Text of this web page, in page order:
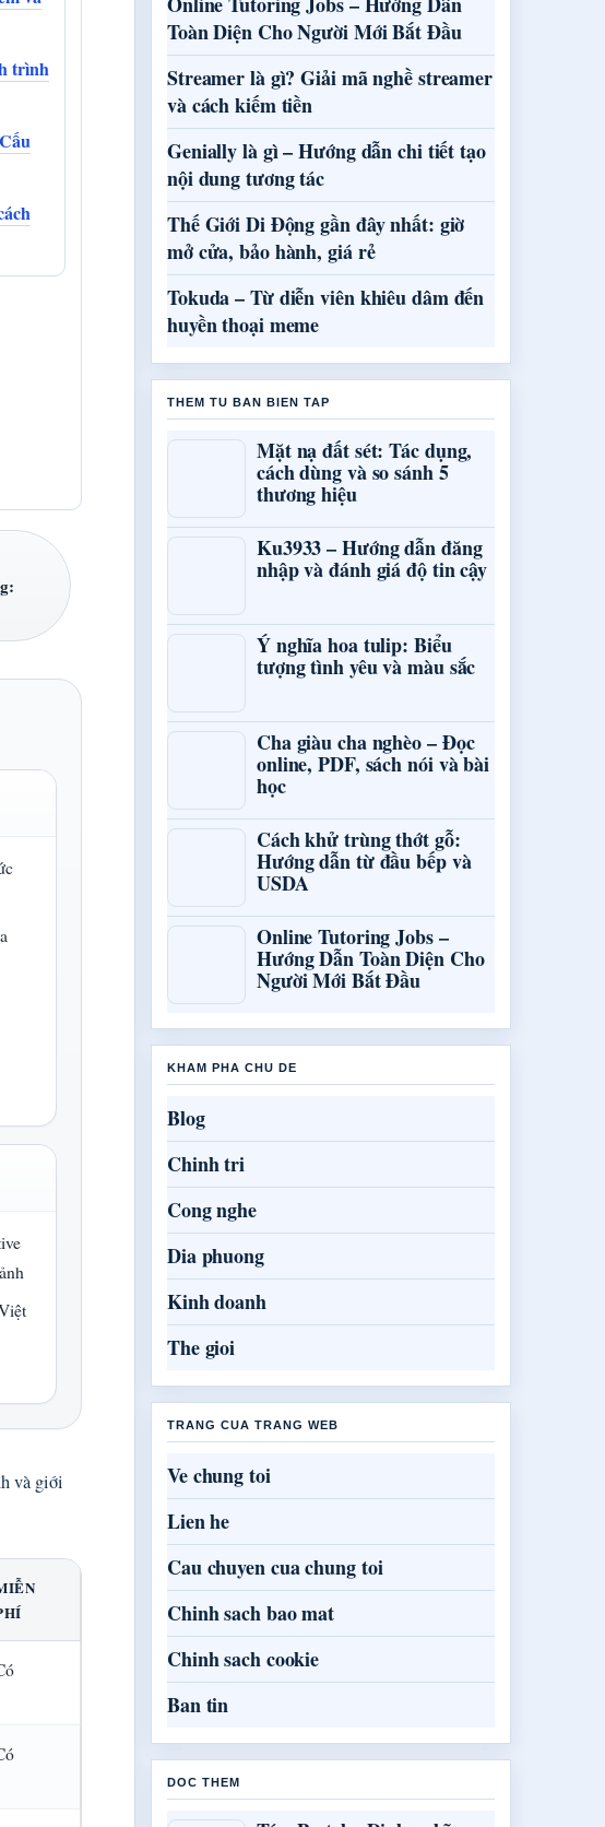
trình
và giới
Toàn Diện Cho Người Mới Bắt Đầu
Streamer là gì? Giải mã nghề streamer
và cách kiếm tiền
Genially là gì – Hướng dẫn chi tiết tạo
nội dung tương tác
Thế Giới Di Động gần đây nhất: giờ
mở cửa, bảo hành, giá rẻ
Tokuda – Từ diễn viên khiêu dâm đến
huyền thoại meme
THEM TU BAN BIEN TAP
Mặt nạ đất sét: Tác dụng,
cách dùng và so sánh 5
thương hiệu
Ku3933 – Hướng dẫn đăng
nhập và đánh giá độ tin cậy
Ý nghĩa hoa tulip: Biểu
tượng tình yêu và màu sắc
Cha giàu cha nghèo – Đọc
online, PDF, sách nói và bài
học
Cách khử trùng thớt gỗ:
Hướng dẫn từ đầu bếp và
USDA
Online Tutoring Jobs –
Hướng Dẫn Toàn Diện Cho
Người Mới Bắt Đầu
KHAM PHA CHU DE
Blog
Chinh tri
Cong nghe
Dia phuong
Kinh doanh
The gioi
TRANG CUA TRANG WEB
Ve chung toi
Lien he
Cau chuyen cua chung toi
Chinh sach bao mat
Chinh sach cookie
Ban tin
DOC THEM